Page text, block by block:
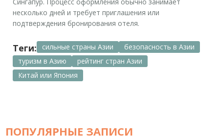
несколько дней и требует приглашения или
подтверждения бронирования отеля.
Теги: сильные страны Азии
безопасность в Азии
туризм в Азию
рейтинг стран Азии
Китай или Япония
ПОПУЛЯРНЫЕ ЗАПИСИ